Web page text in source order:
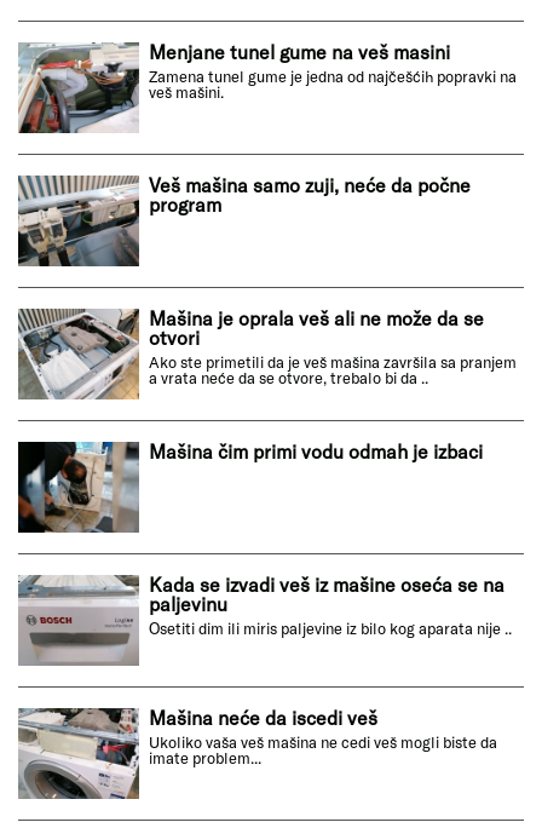
Menjane tunel gume na veš masini
Zamena tunel gume je jedna od najčešćih popravki na
veš mašini.
Veš mašina samo zuji, neće da počne
program
Mašina je oprala veš ali ne može da se
otvori
Ako ste primetili da je veš mašina završila sa pranjem
a vrata neće da se otvore, trebalo bi da ..
Mašina čim primi vodu odmah je izbaci
Kada se izvadi veš iz mašine oseća se na
paljevinu
Osetiti dim ili miris paljevine iz bilo kog aparata nije ..
Mašina neće da iscedi veš
Ukoliko vaša veš mašina ne cedi veš mogli biste da
imate problem...